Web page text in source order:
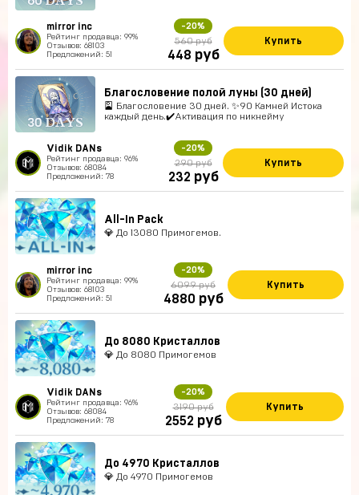
mirror inc
Рейтинг продавца: 99%
Отзывов: 68103
Предложений: 51
-20%
560 руб
448 руб
Купить
Благословение полой луны (30 дней)
🎴 Благословение 30 дней. ✨90 Камней Истока
каждый день.✔️Активация по никнейму
Vidik DANs
Рейтинг продавца: 96%
Отзывов: 68084
Предложений: 78
-20%
290 руб
232 руб
Купить
All-In Pack
💎 До 13080 Примогемов.
mirror inc
Рейтинг продавца: 99%
Отзывов: 68103
Предложений: 51
-20%
6099 руб
4880 руб
Купить
До 8080 Кристаллов
💎 До 8080 Примогемов
Vidik DANs
Рейтинг продавца: 96%
Отзывов: 68084
Предложений: 78
-20%
3190 руб
2552 руб
Купить
До 4970 Кристаллов
💎 До 4970 Примогемов